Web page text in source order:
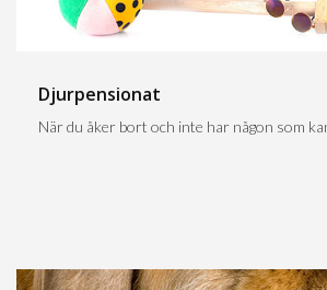
Djurpensionat
När du åker bort och inte har någon som